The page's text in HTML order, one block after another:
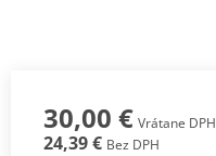
30,00 € Vrátane DPH
24,39 € Bez DPH